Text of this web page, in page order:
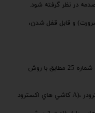
در نظر گرفته شود.
و قابل قفل شدن،
كاشي هاي سراميكي در استاندارد ملي ايران به شماره 25 مطابق با روش
بدنه اين كاشي ها در حالت پلاستيكي در اكسترودر ،(A كاشي هاي اكسترود